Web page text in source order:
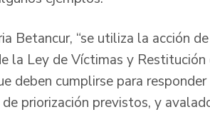
Betancur, “se utiliza la acción
la Ley de Víctimas y
deben cumplirse para
priorización previstos, y